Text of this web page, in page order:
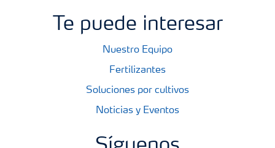
Te puede interesar
Nuestro Equipo
Fertilizantes
Soluciones por cultivos
Noticias y Eventos